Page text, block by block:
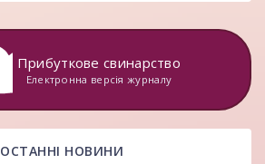
Прибуткове свинарство
Електронна версія журналу
ОСТАННІ НОВИНИ